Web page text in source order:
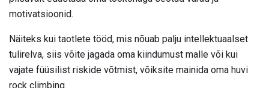
motivatsioonid.
Näiteks kui taotlete tööd, mis nõuab palju intellektuaalset
tulirelva, siis võite jagada oma kiindumust malle või kui
vajate füüsilist riskide võtmist, võiksite mainida oma huvi
rock climbing.